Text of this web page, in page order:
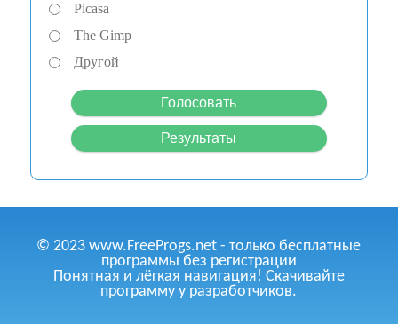
Picasa
The Gimp
Другой
© 2023 www.FreeProgs.net - только бесплатные
программы без регистрации
Понятная и лёгкая навигация! Скачивайте
программу у разработчиков.